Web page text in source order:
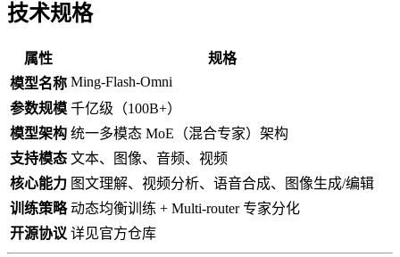
技术规格
属性
规格
模型名称 Ming-Flash-Omni
参数规模 千亿级（100B+）
模型架构 统一多模态 MoE（混合专家）架构
支持模态 文本、图像、音频、视频
核心能力 图文理解、视频分析、语音合成、图像生成/编辑
训练策略 动态均衡训练 + Multi-router 专家分化
开源协议 详见官方仓库